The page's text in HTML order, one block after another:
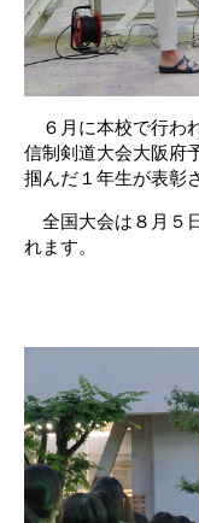
６月に本校で行わ
信制剣道大会大阪府
掴んだ１年生が表彰
全国大会は８月５
れます。